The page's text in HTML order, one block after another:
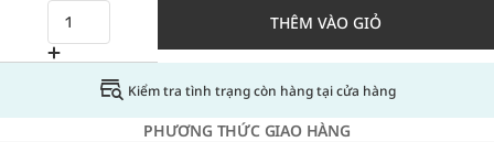
THÊM VÀO GIỎ
Kiểm tra tình trạng còn hàng tại cửa hàng
PHƯƠNG THỨC GIAO HÀNG